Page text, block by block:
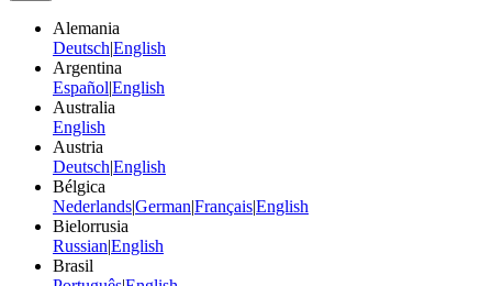
Alemania
DeutschEnglish
Argentina
EspañolEnglish
Australia
English
Austria
DeutschEnglish
Bélgica
NederlandsGermanFrançaisEnglish
Bielorrusia
RussianEnglish
Brasil